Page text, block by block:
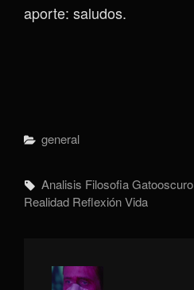
aporte: saludos.
Categorías
General
Etiquetas,
Analisis FilosofiaGatooscuro
Realidad ReflexiónVida